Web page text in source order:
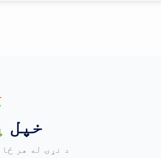
خپل
د نړۍ له هر